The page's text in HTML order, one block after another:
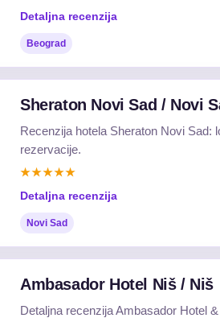
Detaljna recenzija
Beograd
Sheraton Novi Sad / Novi
Recenzija hotela Sheraton Novi
rezervacije.
★★★★★
Detaljna recenzija
Novi Sad
Ambasador Hotel Niš / Niš
Detaljna recenzija Ambasador Hotel